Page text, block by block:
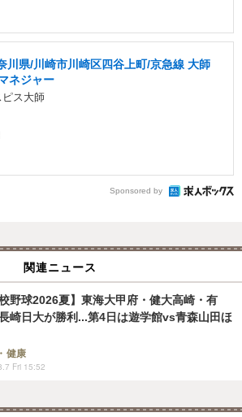
川県/川崎市川崎区四谷上町/京急線 大師
ネジャー
ス大師
Sponsored by
関連ニュース
校野球2026夏】東海大甲府・健大高崎・有
崎日大が勝利...第4日は遊学館vs青森山田ほ
健康
Fri 15:52